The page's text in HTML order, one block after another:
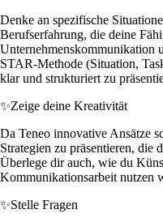
Denke an spezifische
Berufserfahrung, die deine
Unternehmenskommunikation
STAR-Methode (Situation,
klar und strukturiert zu
✨Zeige deine Kreativität
Da Teneo innovative Ansätze
Strategien zu präsentieren, die
Überlege dir auch, wie du
Kommunikationsarbeit nutzen
✨Stelle Fragen